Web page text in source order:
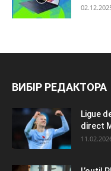
ВИБІР РЕДАКТОРА
Ligue
direct